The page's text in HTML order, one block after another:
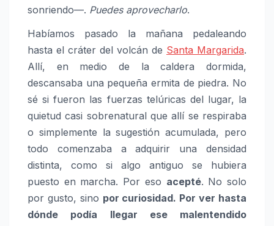
sonriendo—. Puedes aprovecharlo.
Habíamos pasado la mañana pedaleando
hasta el cráter del volcán de Santa Margarida.
Allí, en medio de la caldera dormida,
descansaba una pequeña ermita de piedra. No
sé si fueron las fuerzas telúricas del lugar, la
quietud casi sobrenatural que allí se respiraba
o simplemente la sugestión acumulada, pero
todo comenzaba a adquirir una densidad
distinta, como si algo antiguo se hubiera
puesto en marcha. Por eso acepté. No solo
por gusto, sino por curiosidad. Por ver hasta
dónde podía llegar ese malentendido